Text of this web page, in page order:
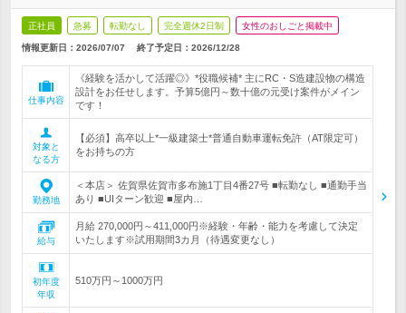
正社員 急募 転勤なし 完全週休2日制 女性のおしごと掲載中
情報更新日：2026/07/07 終了予定日： 2026/12/28
仕事内容
《経験を活かして活躍◎》*役職候補* 主にRC・S造建設物の構造
設計をお任せします。予算5億円～数十億の元受け案件がメイン
です！
対象と
なる方
【必須】高卒以上*一級建築士*普通自動車運転免許（AT限定可）
をお持ちの方
勤務地
＜本店＞ 佐賀県佐賀市多布施1丁目4番27号 ■転勤なし ■通勤手当
あり ■UIターン歓迎 ■屋内…
給与
月給 270,000円～411,000円※経験・年齢・能力を考慮して決定
いたします※試用期間3カ月（待遇変更なし）
初年度
年収
510万円～1000万円